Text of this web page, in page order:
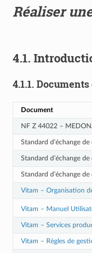
Réaliser
4.1.
4.1.1. Documents
Document
NF Z 44022 –
Standard d’échange de
Standard d’échange de
Standard d’échange de
Vitam – Organisation
Vitam – Manuel
Vitam – Services
Vitam – Règles de